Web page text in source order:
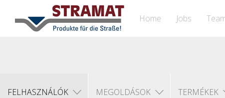
Home Jobs
FELHASZNÁLÓK MEGOLDÁSOK TERMÉKEK